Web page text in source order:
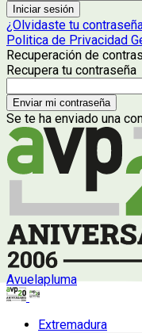
¿Olvidaste tu
Politica de Privacidad
Recuperación de
Recupera tu contraseña
Se te ha enviado una
Avuelapluma
Extremadura